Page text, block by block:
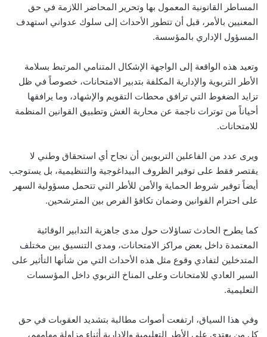
المساطر القانونية المعمول بها وتحرير المحاضر اللازمة في حق
المعنيين بالأمر، قبل أن تتطور الأحداث إلى سلوك عدواني استهدف
المسؤول الإداري بالمؤسسة.
وتعيد هذه الواقعة إلى الواجهة الإشكال المتنامي المرتبط بسلامة
الأطر التربوية والإدارية المكلفة بتدبير الامتحانات، خصوصاً في ظل
تزايد الضغوط التي ترافق محطات التقويم والإشهاد، وما يرافقها
أحياناً من توترات ناجمة عن محاربة الغش وتطبيق القوانين المنظمة
للامتحانات.
ويرى عدد من الفاعلين التربويين أن نجاح أي استحقاق وطني لا
يقتصر فقط على توفير الظروف البيداغوجية والتنظيمية، بل يستوجب
أيضاً توفير شروط الحماية والأمن للأطر التي تتحمل مسؤولية السهر
على احترام القوانين وضمان تكافؤ الفرص بين المترشحين.
كما يطرح الحادث تساؤلات حول مدى جاهزية التدابير الوقائية
المعتمدة داخل بعض مراكز الامتحانات، ومدى التنسيق بين مختلف
المتدخلين لتفادي وقوع مثل هذه الأحداث التي من شأنها التأثير على
السير العادي للامتحانات وعلى المناخ التربوي داخل المؤسسات
التعليمية.
وفي هذا السياق، ارتفعت أصوات مطالبة بتشديد العقوبات في حق
كل من يعتدي على الأطر التعليمية والإدارية أثناء مزاولة مهامهم،